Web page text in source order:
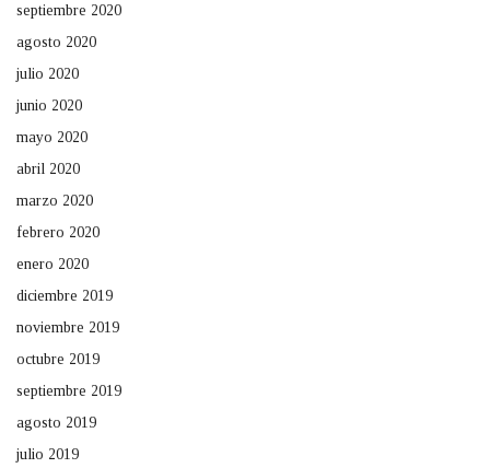
septiembre 2020
agosto 2020
julio 2020
junio 2020
mayo 2020
abril 2020
marzo 2020
febrero 2020
enero 2020
diciembre 2019
noviembre 2019
octubre 2019
septiembre 2019
agosto 2019
julio 2019